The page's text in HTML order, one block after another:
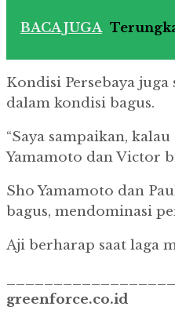
BACA JUGA
Kondisi Persebaya
dalam kondisi bagus.
“Saya sampaikan,
Yamamoto dan Victor
Sho Yamamoto dan
bagus, mendominasi
Aji berharap saat laga
greenforce.co.id